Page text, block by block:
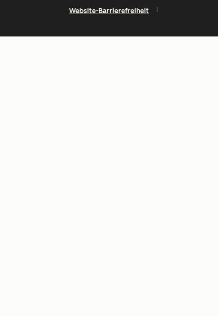
Website-Barrierefreiheit